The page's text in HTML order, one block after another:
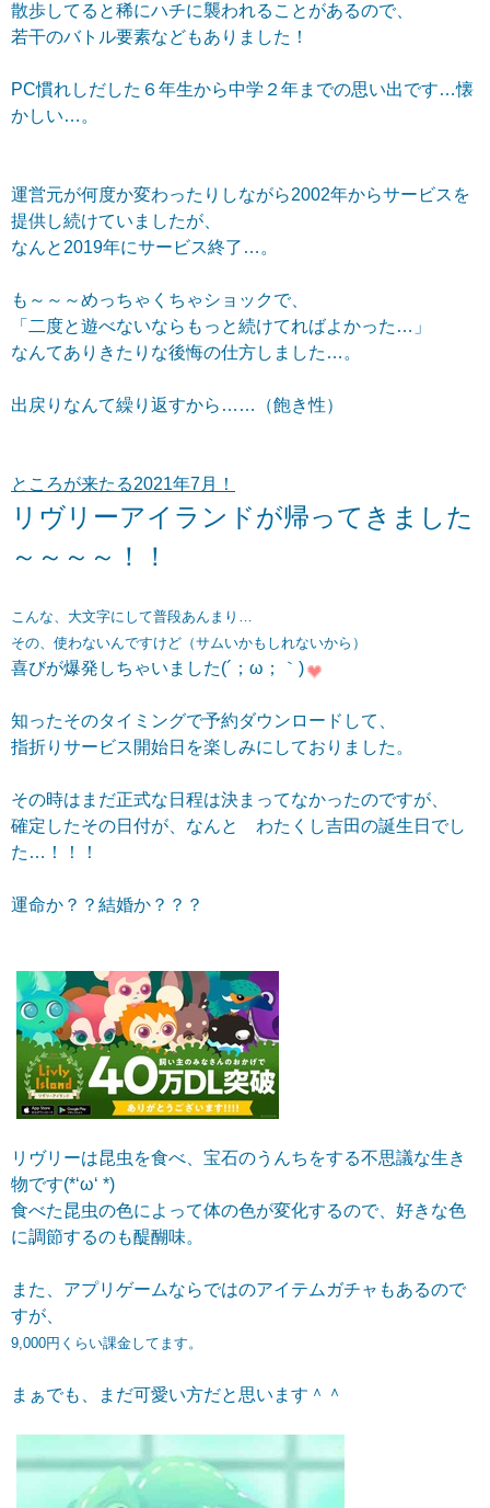
散歩してると稀にハチに襲われることがあるので、
若干のバトル要素などもありました！
PC慣れしだした６年生から中学２年までの思い出です…懐
かしい…。
運営元が何度か変わったりしながら2002年からサービスを
提供し続けていましたが、
なんと2019年にサービス終了…。
も～～～めっちゃくちゃショックで、
「二度と遊べないならもっと続けてればよかった…」
なんてありきたりな後悔の仕方しました…。
出戻りなんて繰り返すから……（飽き性）
ところが来たる2021年7月！
リヴリーアイランドが帰ってきました
～～～～！！
こんな、大文字にして普段あんまり…
その、使わないんですけど（サムいかもしれないから）
喜びが爆発しちゃいました(´；ω；｀)
知ったそのタイミングで予約ダウンロードして、
指折り サービス開始日を楽しみにしておりました。
その時はまだ正式な日程は決まってなかったのですが、
確定したその日付が、なんと わたくし吉田の誕生日でし
た…！！！
運命か？？結婚か？？？
リヴリーは昆虫を食べ、宝石のうんちをする不思議な生き
物です(*‘ω‘ *)
食べた昆虫の色によって体の色が変化するので、好きな色
に調節するのも醍醐味。
また、アプリゲームならではのアイテムガチャもあるので
すが、
9,000円くらい課金してます。
まぁでも、まだ可愛い方だと思います＾＾